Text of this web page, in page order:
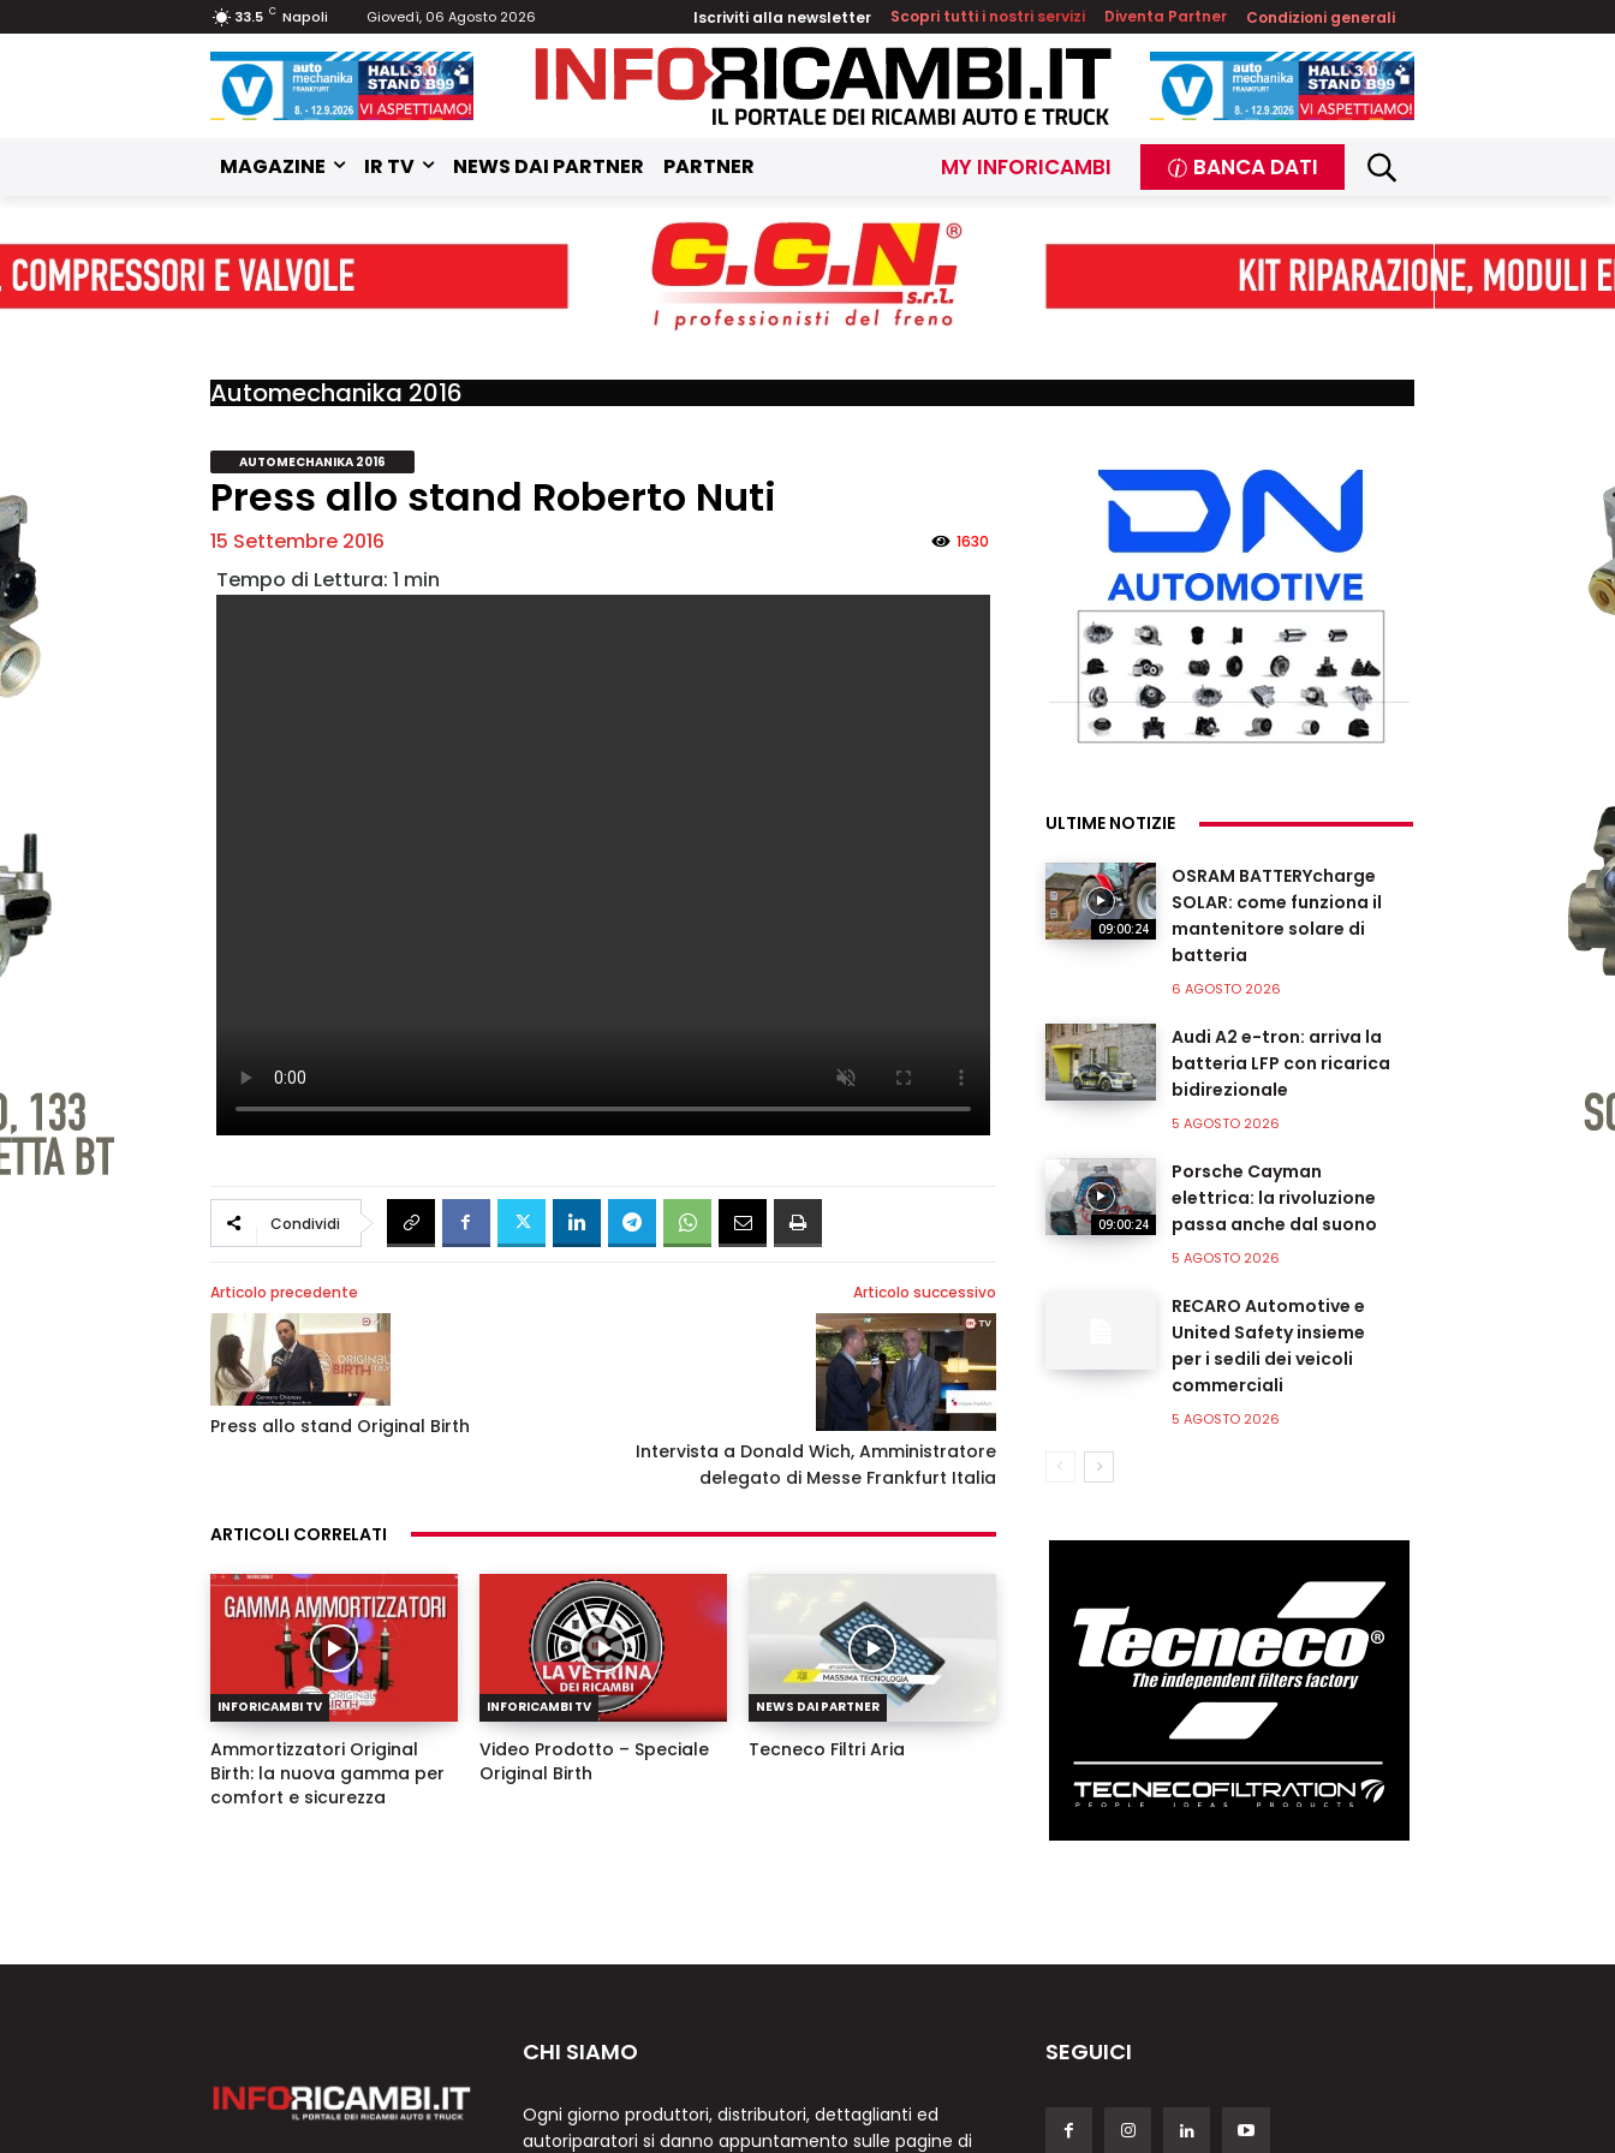
Password
Accedi
33.5 C Napoli Giovedì, 06 Agosto 2026 Iscriviti alla newsletter Scopri tutti i nostri servizi Diventa Partner Condizioni generali
MAGAZINE IR TV NEWS DAI PARTNER PARTNER MY INFORICAMBI BANCA DATI
Automechanika 2016
AUTOMECHANIKA 2016
Press allo stand Roberto Nuti
15 Settembre 2016 1630
Condividi
Articolo precedente
Press allo stand Original Birth
Articolo successivo
Intervista a Donald Wich, Amministratore
delegato di Messe Frankfurt Italia
ARTICOLI CORRELATI
INFORICAMBI TV
Ammortizzatori Original
Birth: la nuova gamma per
comfort e sicurezza
INFORICAMBI TV
Video Prodotto – Speciale
Original Birth
NEWS DAI PARTNER
Tecneco Filtri Aria
ULTIME NOTIZIE
09:00:24
OSRAM BATTERYcharge
SOLAR: come funziona il
mantenitore solare di
batteria
6 AGOSTO 2026
Audi A2 e-tron: arriva la
batteria LFP con ricarica
bidirezionale
5 AGOSTO 2026
09:00:24
Porsche Cayman
elettrica: la rivoluzione
passa anche dal suono
5 AGOSTO 2026
RECARO Automotive e
United Safety insieme
per i sedili dei veicoli
commerciali
5 AGOSTO 2026
CHI SIAMO
Ogni giorno produttori, distributori, dettaglianti ed
autoriparatori si danno appuntamento sulle pagine di
SEGUICI